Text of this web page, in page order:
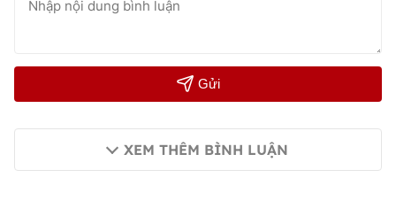
Gửi
XEM THÊM BÌNH LUẬN